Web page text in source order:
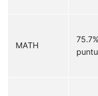
MATH